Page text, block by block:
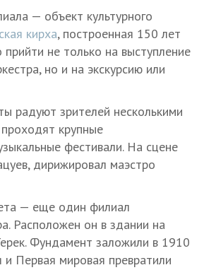
— объект культурного
кирха, построенная 150 лет
не только на выступление
но и на экскурсию или
радуют зрителей несколькими
крупные
фестивали. На сцене
дирижировал маэстро
— еще один филиал
Расположен он в здании на
Фундамент заложили в 1910
и Первая мировая превратили